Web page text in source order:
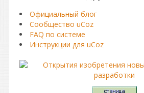
Официальный блог
Сообщество uCoz
FAQ по системе
Инструкции для uCoz